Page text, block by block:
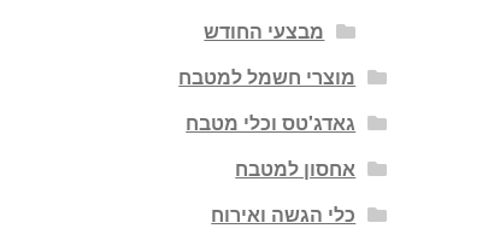
מבצעי החודש
מוצרי חשמל למטבח
גאדג'טס וכלי מטבח
אחסון למטבח
כלי הגשה ואירוח